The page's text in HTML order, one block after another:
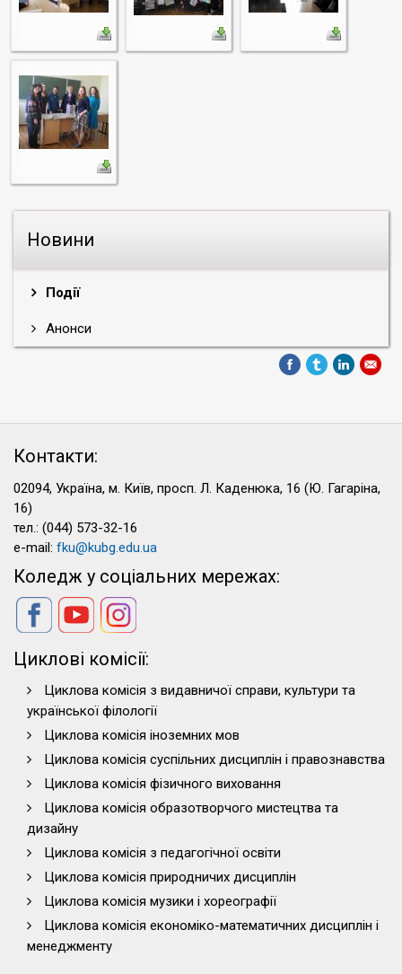
Новини
Події
Анонси
Контакти:
02094, Україна, м. Київ, просп. Л. Каденюка, 16 (Ю. Гагаріна,
16)
тел.: (044) 573-32-16
e-mail: fku@kubg.edu.ua
Коледж у соціальних мережах:
Циклові комісії:
Циклова комісія з видавничої справи, культури та
української філології
Циклова комісія іноземних мов
Циклова комісія суспільних дисциплін і правознавства
Циклова комісія фізичного виховання
Циклова комісія образотворчого мистецтва та
дизайну
Циклова комісія з педагогічної освіти
Циклова комісія природничих дисциплін
Циклова комісія музики і хореографії
Циклова комісія економіко-математичних дисциплін і
менеджменту